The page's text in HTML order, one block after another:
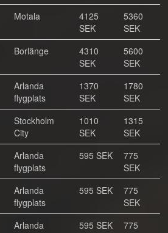
Motala
4125
SEK
5360
SEK
Borlänge
4310
SEK
5600
SEK
Arlanda
flygplats
1370
SEK
1780
SEK
Stockholm
City
1010
SEK
1315
SEK
Arlanda
flygplats
595 SEK
775
SEK
Arlanda
flygplats
595 SEK
775
SEK
Arlanda
595 SEK
775